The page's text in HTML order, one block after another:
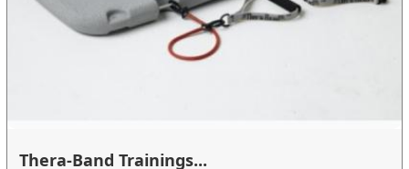
Thera-Band Trainings...